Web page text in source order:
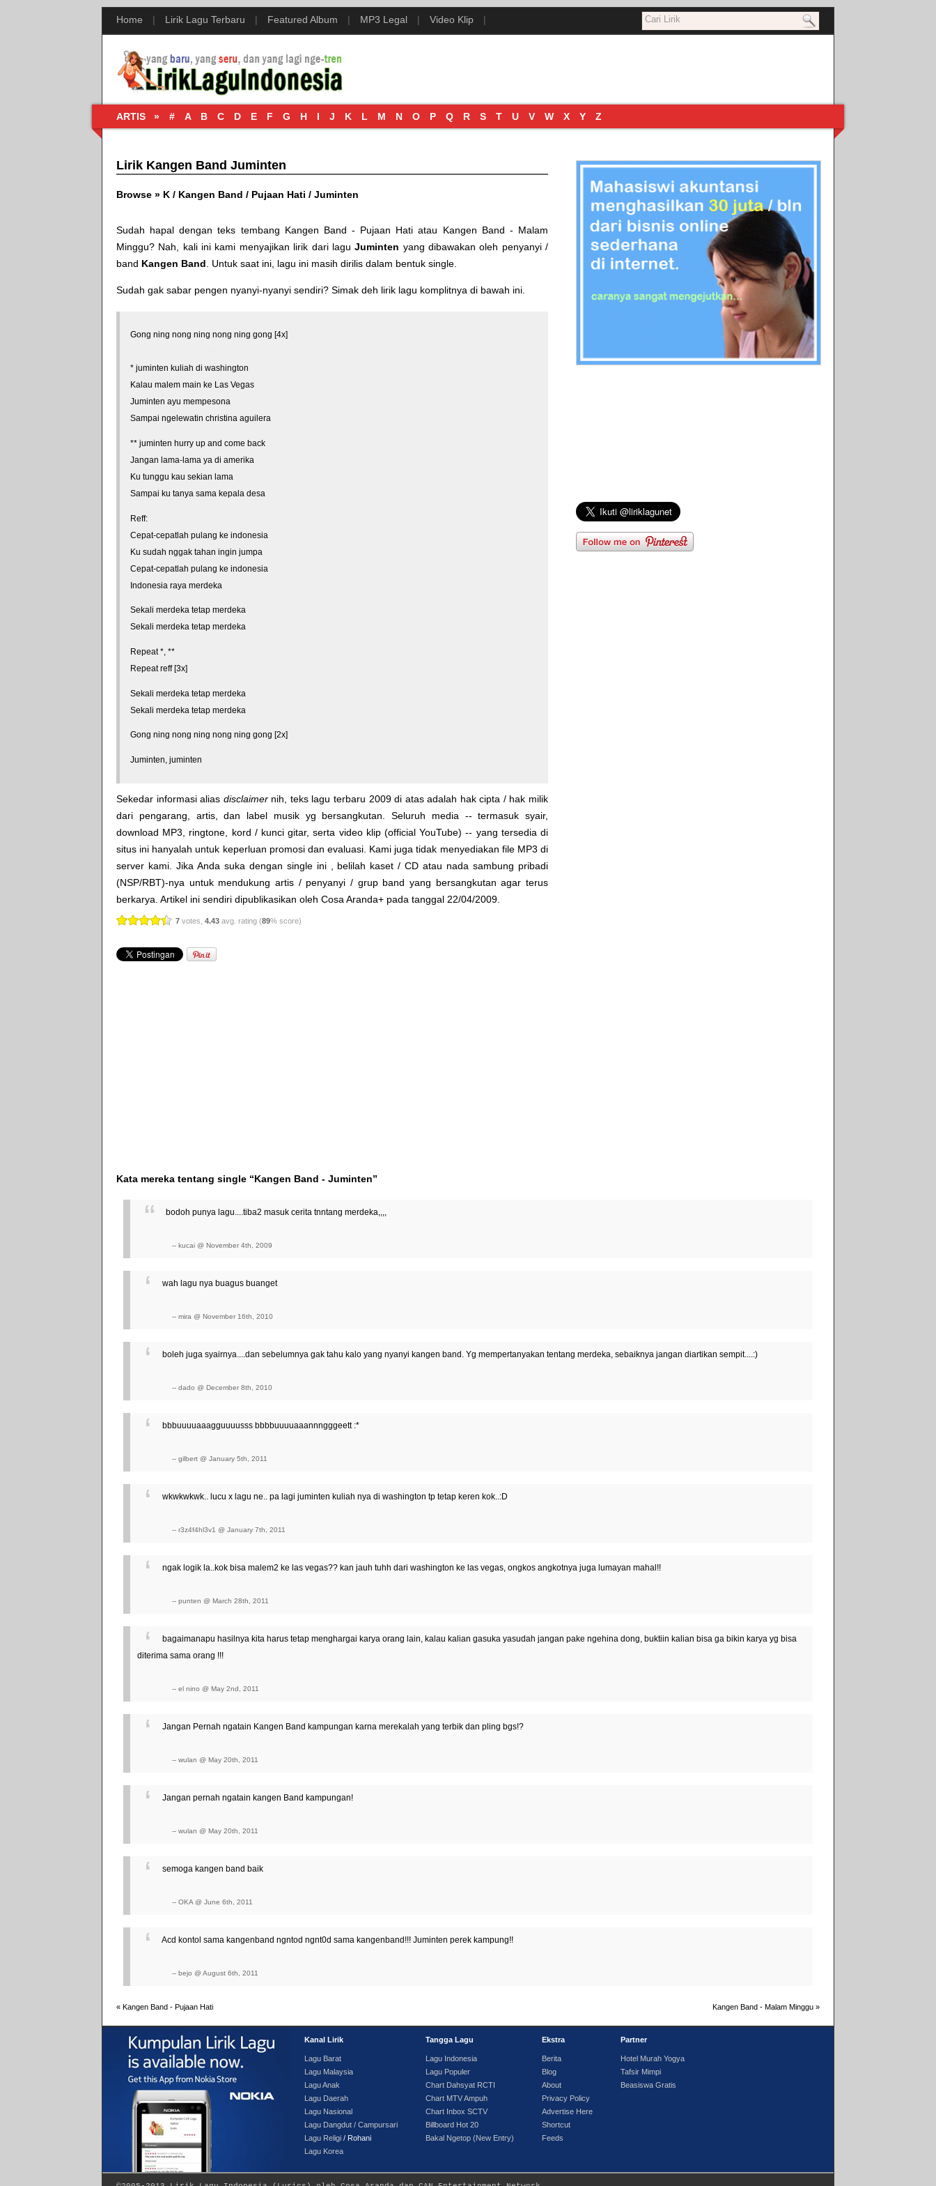
Home | Lirik Lagu Terbaru | Featured Album | MP3 Legal | Video Klip |
ARTIS » # A B C D E F G H I J K L M N O P Q R S T U V W X Y Z
Lirik Kangen Band Juminten
Browse » K / Kangen Band / Pujaan Hati / Juminten
Sudah hapal dengan teks tembang Kangen Band - Pujaan Hati atau Kangen Band - Malam
Minggu? Nah, kali ini kami menyajikan lirik dari laguJuminten yang dibawakan oleh penyanyi /
band Kangen Band . Untuk saat ini, lagu ini masih dirilis dalam bentuk single.
Sudah gak sabar pengen nyanyi-nyanyi sendiri? Simak deh lirik lagu komplitnya di bawah ini.
Gong ning nong ning nong ning gong [4x]
* juminten kuliah di washington
Kalau malem main ke Las Vegas
Juminten ayu mempesona
Sampai ngelewatin christina aguilera
** juminten hurry up and come back
Jangan lama-lama ya di amerika
Ku tunggu kau sekian lama
Sampai ku tanya sama kepala desa
Reff:
Cepat-cepatlah pulang ke indonesia
Ku sudah nggak tahan ingin jumpa
Cepat-cepatlah pulang ke indonesia
Indonesia raya merdeka
Sekali merdeka tetap merdeka
Sekali merdeka tetap merdeka
Repeat *, **
Repeat reff [3x]
Sekali merdeka tetap merdeka
Sekali merdeka tetap merdeka
Gong ning nong ning nong ning gong [2x]
Juminten, juminten
Sekedar informasi alias disclaimernih, teks lagu terbaru 2009 di atas adalah hak cipta / hak milik
dari pengarang, artis, dan label musik yg bersangkutan. Seluruh media -- termasuk syair,
download MP3, ringtone, kord / kunci gitar, serta video klip (official YouTube) -- yang tersedia di
situs ini hanyalah untuk keperluan promosi dan evaluasi. Kami juga tidak menyediakan file MP3 di
server kami. Jika Anda suka dengan single ini , belilah kaset / CD atau nada sambung pribadi
(NSP/RBT)-nya untuk mendukung artis / penyanyi / grup band yang bersangkutan agar terus
berkarya. Artikel ini sendiri dipublikasikan oleh Cosa Aranda+ pada tanggal 22/04/2009.
7 votes, 4.43 avg. rating (89% score)
Kata mereka tentang single “Kangen Band - Juminten”
bodoh punya lagu....tiba2 masuk cerita tnntang merdeka,,,,
-- kucai @ November 4th, 2009
wah lagu nya buagus buanget
-- mira @ November 16th, 2010
boleh juga syairnya....dan sebelumnya gak tahu kalo yang nyanyi kangen band. Yg mempertanyakan tentang merdeka, sebaiknya jangan diartikan sempit....:)
-- dado @ December 8th, 2010
bbbuuuuaaagguuuusss bbbbuuuuaaannngggeett :*
-- gilbert @ January 5th, 2011
wkwkwkwk.. lucu x lagu ne.. pa lagi juminten kuliah nya di washington tp tetap keren kok..:D
-- r3z4f4hl3v1 @ January 7th, 2011
ngak logik la..kok bisa malem2 ke las vegas?? kan jauh tuhh dari washington ke las vegas, ongkos angkotnya juga lumayan mahal!!
-- punten @ March 28th, 2011
bagaimanapu hasilnya kita harus tetap menghargai karya orang lain, kalau kalian gasuka yasudah jangan pake ngehina dong, buktiin kalian bisa ga bikin karya yg bisa
diterima sama orang !!!
-- el nino @ May 2nd, 2011
Jangan Pernah ngatain Kangen Band kampungan karna merekalah yang terbik dan pling bgs!?
-- wulan @ May 20th, 2011
Jangan pernah ngatain kangen Band kampungan!
-- wulan @ May 20th, 2011
semoga kangen band baik
-- OKA @ June 6th, 2011
Acd kontol sama kangenband ngntod ngnt0d sama kangenband!!! Juminten perek kampung!!
-- bejo @ August 6th, 2011
« Kangen Band - Pujaan Hati Kangen Band - Malam Minggu »
Kanal Lirik
Lagu Barat
Lagu Malaysia
Lagu Anak
Lagu Daerah
Lagu Nasional
Lagu Dangdut / Campursari
Lagu Religi / Rohani
Lagu Korea
Tangga Lagu
Lagu Indonesia
Lagu Populer
Chart Dahsyat RCTI
Chart MTV Ampuh
Chart Inbox SCTV
Billboard Hot 20
Bakal Ngetop (New Entry)
Ekstra
Berita
Blog
About
Privacy Policy
Advertise Here
Shortcut
Feeds
Partner
Hotel Murah Yogya
Tafsir Mimpi
Beasiswa Gratis